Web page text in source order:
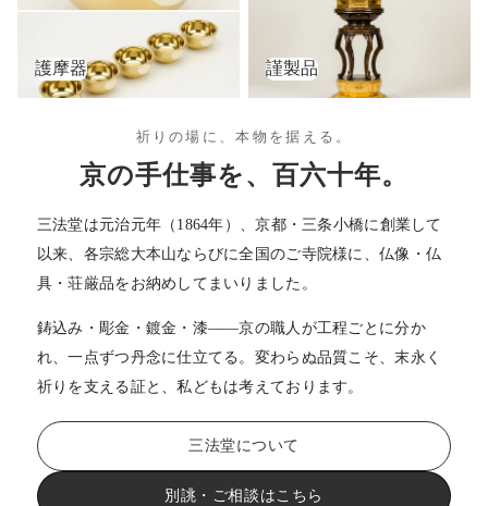
護摩器 謹製品
祈りの場に、本物を据える。
京の手仕事を、百六十年。
三法堂は元治元年（1864年）、京都・三条小橋に創業して
以来、各宗総大本山ならびに全国のご寺院様に、仏像・仏
具・荘厳品をお納めしてまいりました。
鋳込み・彫金・鍍金・漆——京の職人が工程ごとに分か
れ、一点ずつ丹念に仕立てる。変わらぬ品質こそ、末永く
祈りを支える証と、私どもは考えております。
三法堂について
別誂・ご相談はこちら